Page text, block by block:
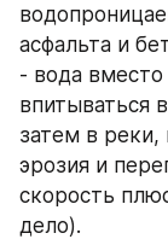
асфальта и
- вода
впитываться
затем в реки,
эрозия и
скорость
дело).